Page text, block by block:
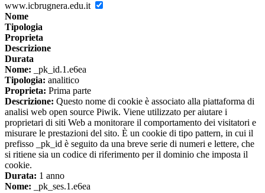
www.icbrugnera.edu.it
Nome
Tipologia
Proprieta
Descrizione
Durata
Nome: _pk_id.1.e6ea
Tipologia: analitico
Proprieta: Prima parte
Descrizione: Questo nome di cookie è associato alla piattaforma di
analisi web open source Piwik. Viene utilizzato per aiutare i
proprietari di siti Web a monitorare il comportamento dei visitatori e
misurare le prestazioni del sito. È un cookie di tipo pattern, in cui il
prefisso _pk_id è seguito da una breve serie di numeri e lettere, che
si ritiene sia un codice di riferimento per il dominio che imposta il
cookie.
Durata: 1 anno
Nome: _pk_ses.1.e6ea